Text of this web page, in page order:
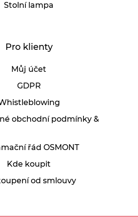
Stolní lampa
Pro klienty
Můj účet
GDPR
obchodní podmínky &
řád OSMONT
Kde koupit
od smlouvy